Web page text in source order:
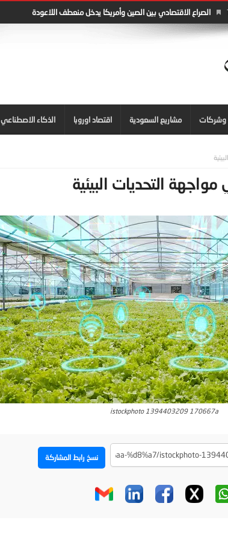
الصراع الاقتصادي بين الصين وأمريكا يدخل منعطف اللاعودة
وشركات مشاريع السعودية اقتصاد اوروبا الذكاء الاصطناعي
التحديات البيئية
istockphoto 1394403209 170667a
نسخ رابط المشاركة